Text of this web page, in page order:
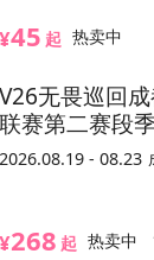
名制 电子票/
¥45 起 热卖中
V26无畏巡回
联赛第二赛段
2026.08.19 - 08.23
¥268 起 热卖中